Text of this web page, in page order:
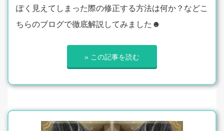
ぽく見えてしまった際の修正する方法は何か？などこ
ちらのブログで徹底解説してみました☻
» この記事を読む